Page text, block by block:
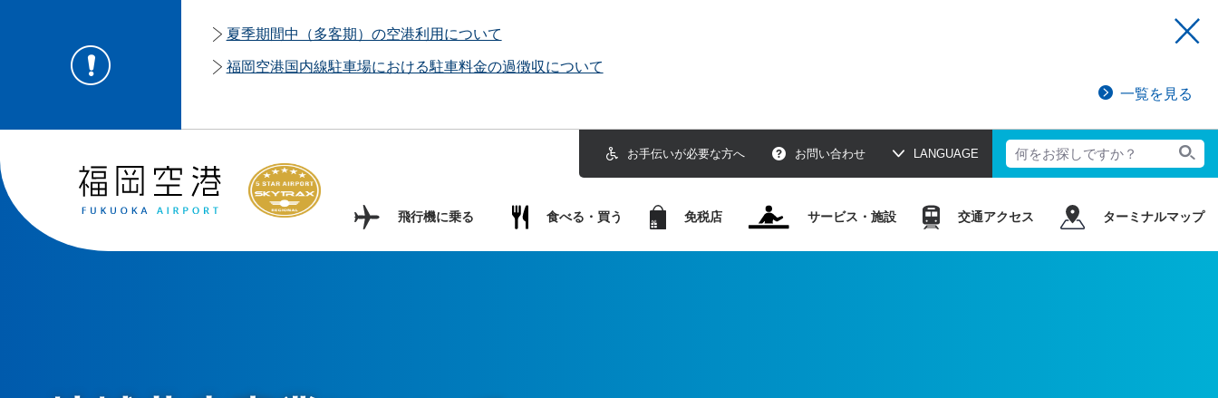
夏季期間中（多客期）の空港利用について
福岡空港国内線駐車場における駐車料金の過徴収について
一覧を見る
お手伝いが必要な方へ お問い合わせ LANGUAGE
飛行機に乗る 食べる・買う 免税店 サービス・施設 交通アクセス ターミナルマップ